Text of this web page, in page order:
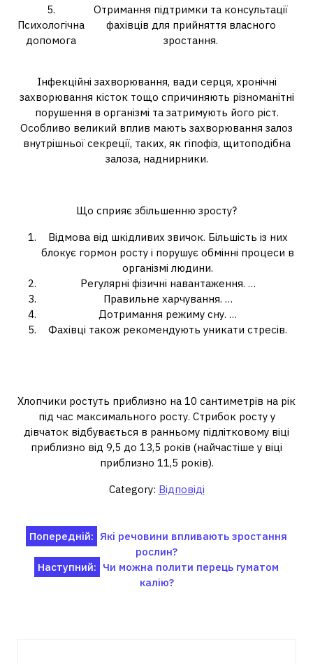
5.
Психологічна
допомога
Отримання підтримки та консультації
фахівців для прийняття власного
зростання.
Інфекційні захворювання, вади серця, хронічні
захворювання кісток тощо спричиняють різноманітні
порушення в організмі та затримують його ріст.
Особливо великий вплив мають захворювання залоз
внутрішньої секреції, таких, як гіпофіз, щитоподібна
залоза, наднирники.
Що сприяє збільшенню зросту?
Відмова від шкідливих звичок. Більшість із них
блокує гормон росту і порушує обмінні процеси в
організмі людини.
Регулярні фізичні навантаження. …
Правильне харчування. …
Дотримання режиму сну. …
Фахівці також рекомендують уникати стресів.
Хлопчики ростуть приблизно на 10 сантиметрів на рік
під час максимального росту. Стрибок росту у
дівчаток відбувається в ранньому підлітковому віці
приблизно від 9,5 до 13,5 років (найчастіше у віці
приблизно 11,5 років).
Category: Відповіді
Навігація
записів
Попередній: Які речовини впливають зростання
рослин?
Наступний: Чи можна полити перець гуматом
калію?